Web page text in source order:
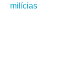
milícias